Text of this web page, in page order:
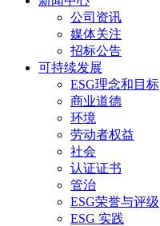
公司资讯
媒体关注
招标公告
可持续发展
ESG理念和目标
商业道德
环境
劳动者权益
社会
认证证书
管治
ESG荣誉与评级
ESG 实践